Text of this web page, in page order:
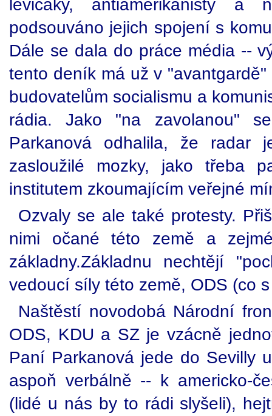
levičáky, antiamerikanisty a
podsouváno jejich spojení s
Dále se dala do práce média --
tento deník má už v
budovatelům socialismu a
rádia. Jako "na zavolanou"
Parkanová odhalila, že radar
zasloužilé mozky, jako třeba
institutem zkoumajícím veřejné
Ozvaly se ale také protesty.
nimi očané této země a
základny.Základnu nechtějí
vedoucí síly této země, ODS (co
Naštěstí novodobá Národní
ODS, KDU a SZ je vzácně
Paní Parkanová jede do Sevilly
aspoň verbálně -- k americko-
(lidé u nás by to rádi slyšeli),